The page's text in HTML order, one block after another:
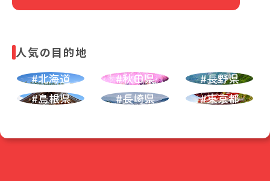
人気の目的地
#北海道
#秋田県
#長野県
#島根県
#長崎県 #東京都